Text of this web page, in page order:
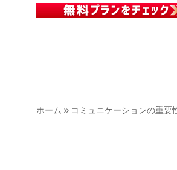
ホーム » コミュニケーションの重要